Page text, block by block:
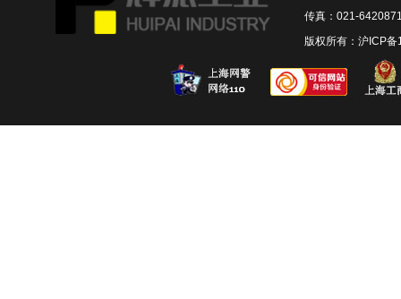
传真：021-
版权所有： 沪ICP备